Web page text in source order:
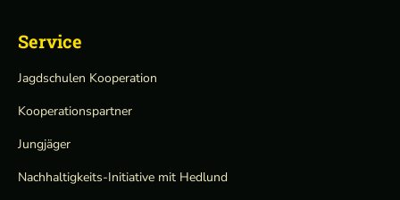
Service
Jagdschulen Kooperation
Kooperationspartner
Jungjäger
Nachhaltigkeits-Initiative mit Hedlund